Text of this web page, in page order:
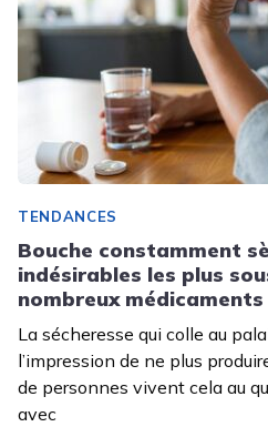
TENDANCES
Bouche constamment
indésirables les plus
nombreux médicaments
La sécheresse qui colle au
l’impression de ne plus
de personnes vivent cela au
avec